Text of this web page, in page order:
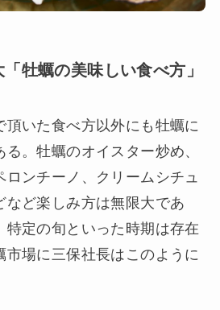
牡蠣の美味しい食べ方」
頂いた食べ方以外にも牡蠣に
。牡蠣のオイスター炒め、
ロンチーノ、クリームシチュ
など楽しみ方は無限大であ
特定の旬といった時期は存在
市場に三保社長はこのように